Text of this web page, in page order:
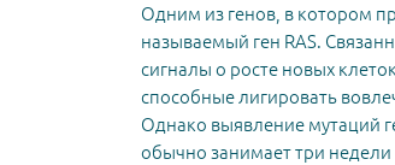
Одним из генов, в котором
называемый ген RAS.
сигналы о росте новых
способные лигировать
Однако выявление мутаций
обычно занимает три недели